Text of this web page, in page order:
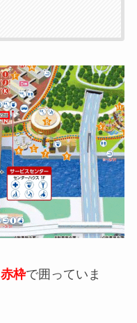
赤枠で囲っていま